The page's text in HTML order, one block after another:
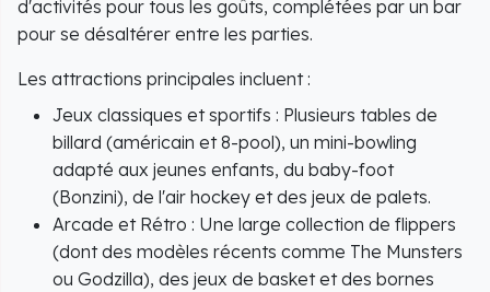
d'activités pour tous les goûts, complétées par un bar
pour se désaltérer entre les parties.
Les attractions principales incluent :
Jeux classiques et sportifs : Plusieurs tables de
billard (américain et 8-pool), un mini-bowling
adapté aux jeunes enfants, du baby-foot
(Bonzini), de l'air hockey et des jeux de palets.
Arcade et Rétro : Une large collection de flippers
(dont des modèles récents comme The Munsters
ou Godzilla), des jeux de basket et des bornes